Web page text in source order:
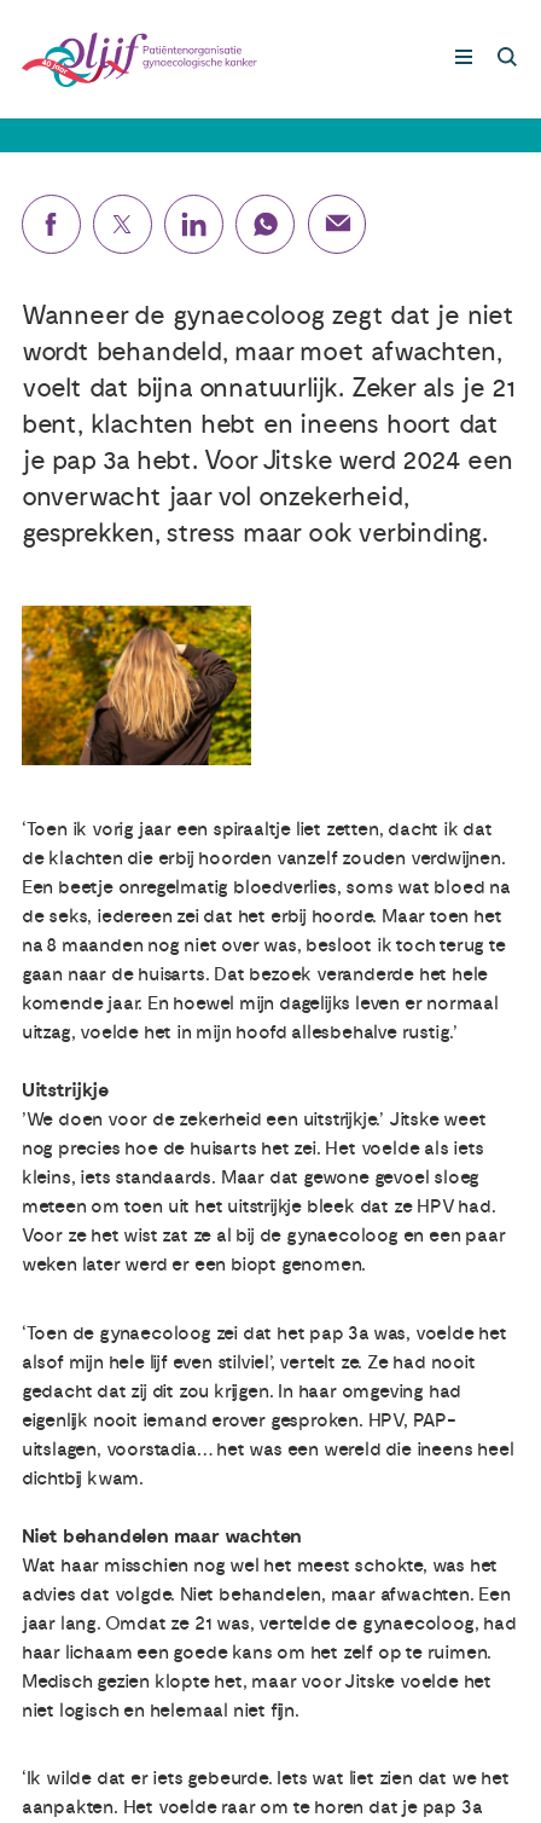
Nieuws
Agenda
Publicaties
Ervaringsdeskundigheid
Over ons
Lotgenoten
Leven met/na kanker
Steun ons
Jitske (22): ‘Ik moest een jaar
wachten en dat voelde eng’
Wanneer de gynaecoloog zegt dat je niet
wordt behandeld, maar moet afwachten,
voelt dat bijna onnatuurlijk. Zeker als je 21
bent, klachten hebt en ineens hoort dat
je pap 3a hebt. Voor Jitske werd 2024 een
onverwacht jaar vol onzekerheid,
gesprekken, stress maar ook verbinding.
‘Toen ik vorig jaar een spiraaltje liet zetten, dacht ik dat
de klachten die erbij hoorden vanzelf zouden verdwijnen.
Een beetje onregelmatig bloedverlies, soms wat bloed na
de seks, iedereen zei dat het erbij hoorde. Maar toen het
na 8 maanden nog niet over was, besloot ik toch terug te
gaan naar de huisarts. Dat bezoek veranderde het hele
komende jaar. En hoewel mijn dagelijks leven er normaal
uitzag, voelde het in mijn hoofd allesbehalve rustig.’
Uitstrijkje
’We doen voor de zekerheid een uitstrijkje.’ Jitske weet
nog precies hoe de huisarts het zei. Het voelde als iets
kleins, iets standaards. Maar dat gewone gevoel sloeg
meteen om toen uit het uitstrijkje bleek dat ze HPV had.
Voor ze het wist zat ze al bij de gynaecoloog en een paar
weken later werd er een biopt genomen.
‘Toen de gynaecoloog zei dat het pap 3a was, voelde het
alsof mijn hele lijf even stilviel’, vertelt ze. Ze had nooit
gedacht dat zij dit zou krijgen. In haar omgeving had
eigenlijk nooit iemand erover gesproken. HPV, PAP-
uitslagen, voorstadia… het was een wereld die ineens heel
dichtbij kwam.
Niet behandelen maar wachten
Wat haar misschien nog wel het meest schokte, was het
advies dat volgde. Niet behandelen, maar afwachten. Een
jaar lang. Omdat ze 21 was, vertelde de gynaecoloog, had
haar lichaam een goede kans om het zelf op te ruimen.
Medisch gezien klopte het, maar voor Jitske voelde het
niet logisch en helemaal niet fijn.
‘Ik wilde dat er iets gebeurde. Iets wat liet zien dat we het
aanpakten. Het voelde raar om te horen dat je pap 3a